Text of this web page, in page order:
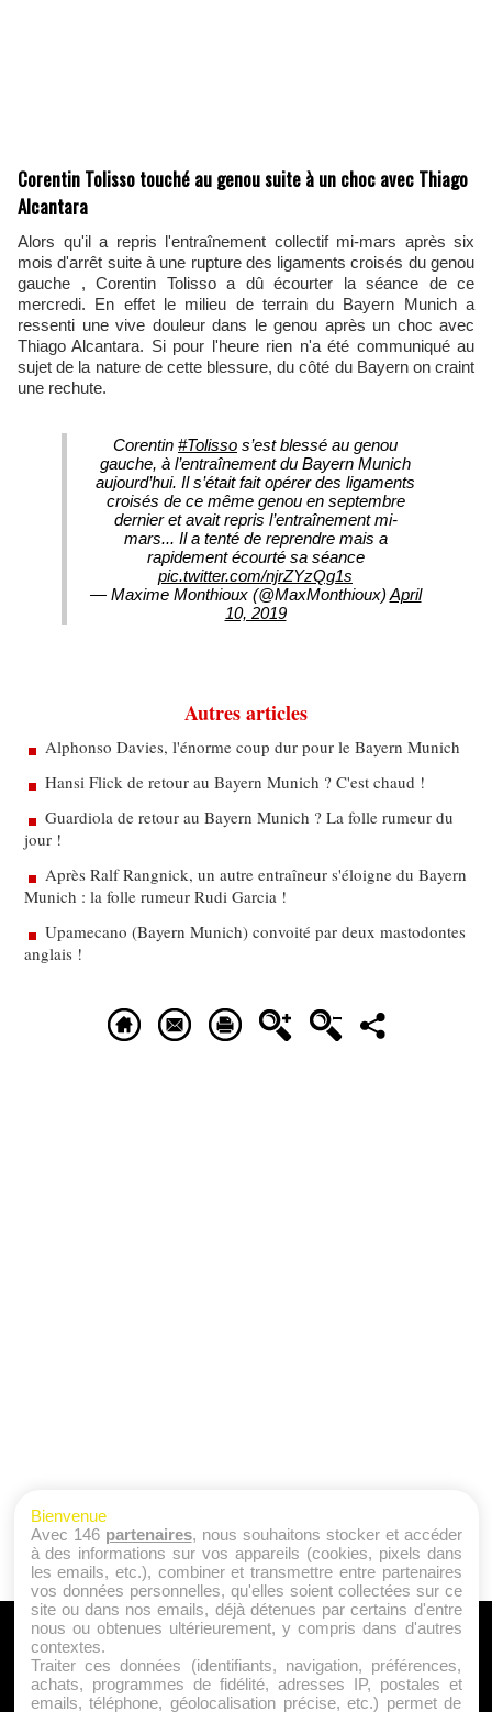
Corentin Tolisso touché au genou suite à un choc avec Thiago
Alcantara
Alors qu'il a repris l'entraînement collectif mi-mars après six
mois d'arrêt suite à une rupture des ligaments croisés du genou
gauche , Corentin Tolisso a dû écourter la séance de ce
mercredi. En effet le milieu de terrain du Bayern Munich a
ressenti une vive douleur dans le genou après un choc avec
Thiago Alcantara. Si pour l'heure rien n'a été communiqué au
sujet de la nature de cette blessure, du côté du Bayern on craint
une rechute.
Corentin #Tolisso s’est blessé au genou
gauche, à l’entraînement du Bayern Munich
aujourd’hui. Il s’était fait opérer des ligaments
croisés de ce même genou en septembre
dernier et avait repris l’entraînement mi-
mars... Il a tenté de reprendre mais a
rapidement écourté sa séance
pic.twitter.com/njrZYzQg1s
— Maxime Monthioux (@MaxMonthioux) April
10, 2019
Autres articles
Alphonso Davies, l'énorme coup dur pour le Bayern Munich
Hansi Flick de retour au Bayern Munich ? C'est chaud !
Guardiola de retour au Bayern Munich ? La folle rumeur du
jour !
Après Ralf Rangnick, un autre entraîneur s'éloigne du Bayern
Munich : la folle rumeur Rudi Garcia !
Upamecano (Bayern Munich) convoité par deux mastodontes
anglais !
A PROPOS
Qui sommes nous ?
Mentions Légales
Bienvenue
Avec 146 partenaires, nous souhaitons stocker et accéder
à des informations sur vos appareils (cookies, pixels dans
les emails, etc.), combiner et transmettre entre partenaires
vos données personnelles, qu'elles soient collectées sur ce
site ou dans nos emails, déjà détenues par certains d'entre
nous ou obtenues ultérieurement, y compris dans d'autres
contextes.
Traiter ces données (identifiants, navigation, préférences,
achats, programmes de fidélité, adresses IP, postales et
emails, téléphone, géolocalisation précise, etc.) permet de